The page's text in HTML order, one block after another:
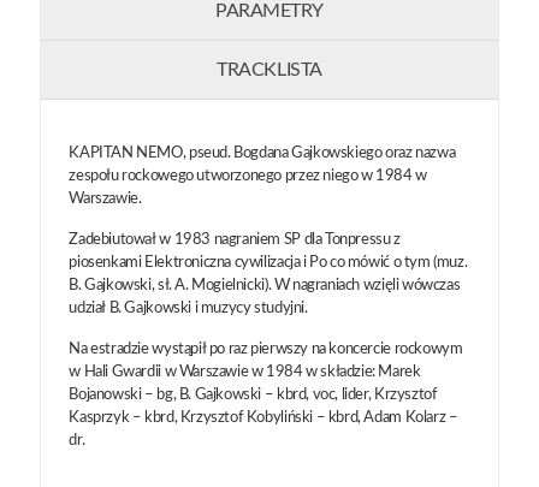
PARAMETRY
TRACKLISTA
KAPITAN NEMO, pseud. Bogdana Gajkowskiego oraz nazwa
zespołu rockowego utworzonego przez niego w 1984 w
Warszawie.
Zadebiutował w 1983 nagraniem SP dla Tonpressu z
piosenkami Elektroniczna cywilizacja i Po co mówić o tym (muz.
B. Gajkowski, sł. A. Mogielnicki). W nagraniach wzięli wówczas
udział B. Gajkowski i muzycy studyjni.
Na estradzie wystąpił po raz pierwszy na koncercie rockowym
w Hali Gwardii w Warszawie w 1984 w składzie: Marek
Bojanowski – bg, B. Gajkowski – kbrd, voc, lider, Krzysztof
Kasprzyk – kbrd, Krzysztof Kobyliński – kbrd, Adam Kolarz –
dr.